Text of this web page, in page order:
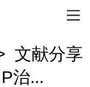
文献分享
治...